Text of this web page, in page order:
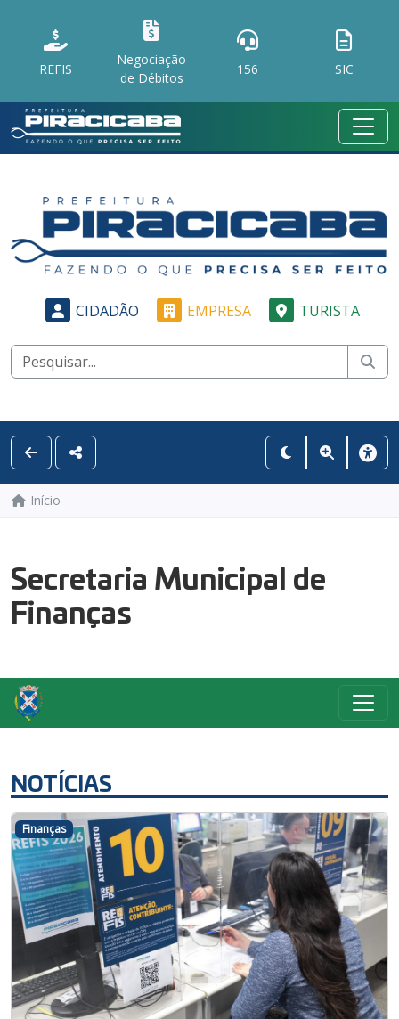
REFIS
Negociação
de Débitos
156 SIC
CIDADÃO EMPRESA TURISTA
Início
Secretaria Municipal de
Finanças
NOTÍCIAS
Finanças